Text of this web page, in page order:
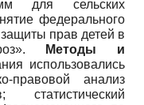
для сельских
федерального
прав детей в
Методы и
использовались
правовой анализ
статистический